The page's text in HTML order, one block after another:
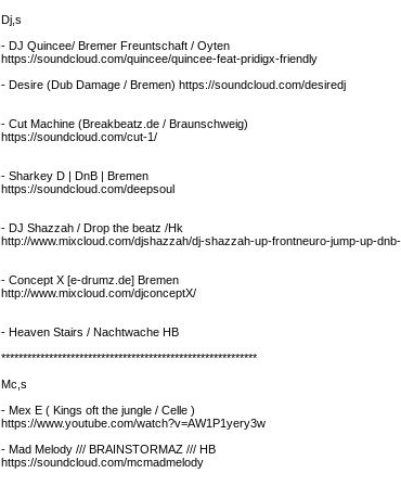
Dj,s
- DJ Quincee/ Bremer Freuntschaft / Oyten
https://soundcloud.com/quincee/quincee-feat-pridigx-friendly
- Desire (Dub Damage / Bremen) https://soundcloud.com/desiredj
- Cut Machine (Breakbeatz.de / Braunschweig)
https://soundcloud.com/cut-1/
- Sharkey D | DnB | Bremen
https://soundcloud.com/deepsoul
- DJ Shazzah / Drop the beatz /Hk
http://www.mixcloud.com/djshazzah/dj-shazzah-up-frontneuro-jump-up-
- Concept X [e-drumz.de] Bremen
http://www.mixcloud.com/djconceptX/
- Heaven Stairs / Nachtwache HB
***********************************************************
Mc,s
- Mex E ( Kings oft the jungle / Celle )
https://www.youtube.com/watch?v=AW1P1yery3w
- Mad Melody /// BRAINSTORMAZ /// HB
https://soundcloud.com/mcmadmelody